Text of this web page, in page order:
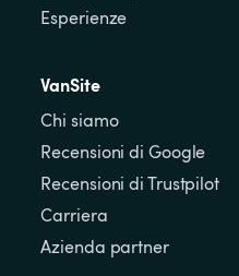
Esperienze
VanSite
Chi siamo
Recensioni di Google
Recensioni di Trustpilot
Carriera
Azienda partner